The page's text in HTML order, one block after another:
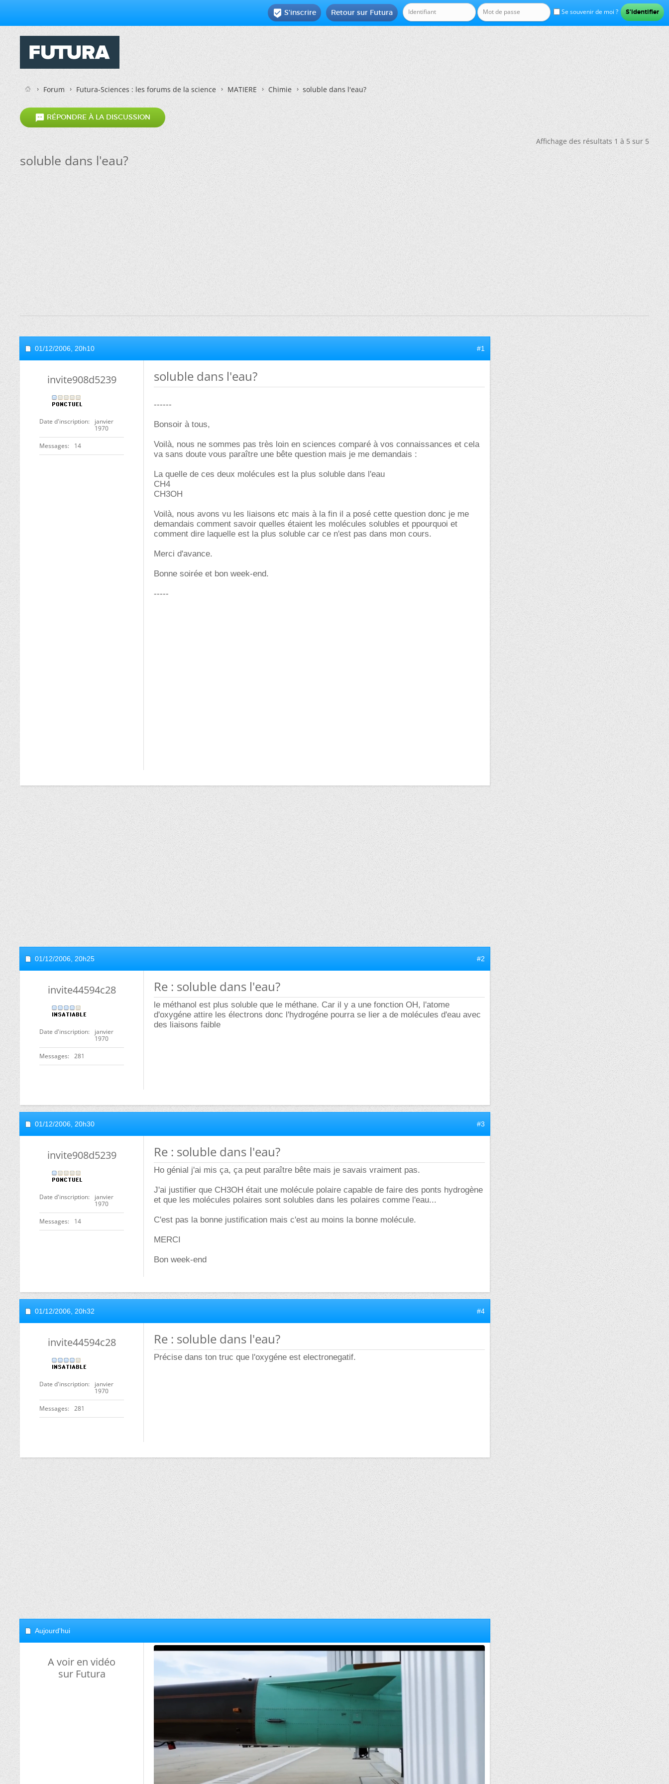
Se souvenir de moi ?
Retour sur Futura
 S'inscrire
Forum Futura-Sciences : les forums de la science MATIERE Chimie soluble dans l'eau?
 RÉPONDRE À LA DISCUSSION
Affichage des résultats 1 à 5 sur 5
soluble dans l'eau?
01/12/2006, 20h10 #1
invite908d5239
Date d'inscription
janvier
1970
Messages 14
soluble dans l'eau?
------
Bonsoir à tous,
Voilà, nous ne sommes pas très loin en sciences comparé à vos connaissances et cela
va sans doute vous paraître une bête question mais je me demandais :
La quelle de ces deux molécules est la plus soluble dans l'eau
CH4
CH3OH
Voilà, nous avons vu les liaisons etc mais à la fin il a posé cette question donc je me
demandais comment savoir quelles étaient les molécules solubles et ppourquoi et
comment dire laquelle est la plus soluble car ce n'est pas dans mon cours.
Merci d'avance.
Bonne soirée et bon week-end.
-----
01/12/2006, 20h25 #2
invite44594c28
Date d'inscription
janvier
1970
Messages 281
Re : soluble dans l'eau?
le méthanol est plus soluble que le méthane. Car il y a une fonction OH, l'atome
d'oxygéne attire les électrons donc l'hydrogéne pourra se lier a de molécules d'eau avec
des liaisons faible
01/12/2006, 20h30 #3
invite908d5239
Date d'inscription
janvier
1970
Messages 14
Re : soluble dans l'eau?
Ho génial j'ai mis ça, ça peut paraître bête mais je savais vraiment pas.
J'ai justifier que CH3OH était une molécule polaire capable de faire des ponts hydrogène
et que les molécules polaires sont solubles dans les polaires comme l'eau...
C'est pas la bonne justification mais c'est au moins la bonne molécule.
MERCI
Bon week-end
01/12/2006, 20h32 #4
invite44594c28
Date d'inscription
janvier
1970
Messages 281
Re : soluble dans l'eau?
Précise dans ton truc que l'oxygéne est electronegatif.
Aujourd'hui
A voir en vidéo
sur Futura